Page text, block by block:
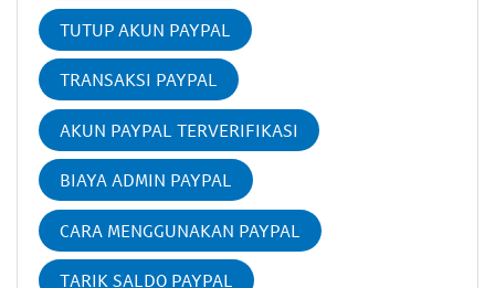
TUTUP AKUN PAYPAL
TRANSAKSI PAYPAL
AKUN PAYPAL TERVERIFIKASI
BIAYA ADMIN PAYPAL
CARA MENGGUNAKAN PAYPAL
TARIK SALDO PAYPAL